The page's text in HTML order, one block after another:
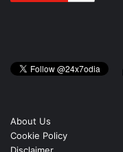
About Us
Cookie Policy